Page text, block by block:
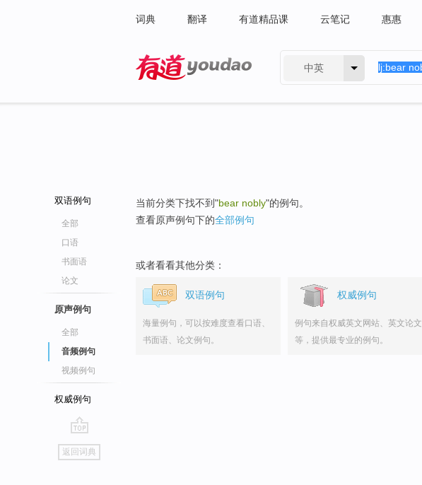
词典 翻译 有道精品课 云笔记 惠惠
中英
双语例句
全部
口语
书面语
论文
原声例句
全部
音频例句
视频例句
权威例句
go
top
返回词典
当前分类下找不到"bear nobly"的例句。
查看原声例句下的全部例句
或者看看其他分类：
双语例句
海量例句，可以按难度查看口语、
书面语、论文例句。
权威例句
例句来自权威英文网站、英文论文
等，提供最专业的例句。